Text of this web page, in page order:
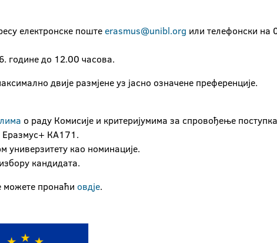
електронске поште erasmus@unibl.org или телефонски
године до 12.00 часова.
двије размјене уз јасно означене преференције.
о раду Комисије и критеријумима за спровођење
Еразмус+ КА171.
као номинације.
кандидата.
можете пронаћи овдје.